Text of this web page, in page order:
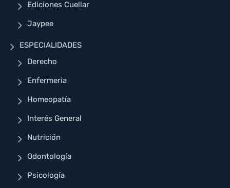
Ediciones Cuellar
Jaypee
ESPECIALIDADES
Derecho
Enfermeria
Homeopatía
Interés General
Nutrición
Odontología
Psicología